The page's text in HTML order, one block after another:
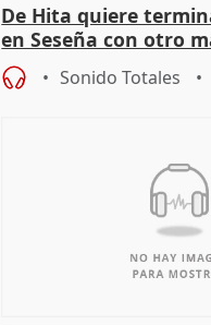
De Hita quiere
en Seseña con otro
Sonido Totales